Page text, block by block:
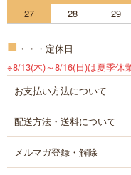
27
28 29
■ ・・・定休日
※8/13(木)～8/16(日)は夏季休
お支払い方法について
配送方法・送料について
メルマガ登録・解除